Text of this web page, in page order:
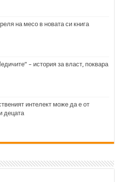
на месо в новата си книга
– история за власт, поквара
интелект може да е от
децата